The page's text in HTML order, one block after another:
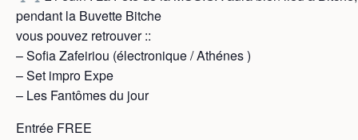
pendant la Buvette Bitche
vous pouvez retrouver ::
– Sofia Zafeiriou (électronique / Athénes )
– Set impro Expe
– Les Fantômes du jour
Entrée FREE